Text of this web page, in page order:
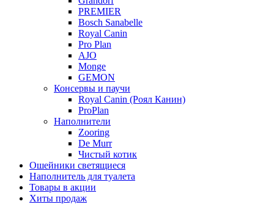
PREMIER
Bosch Sanabelle
Royal Canin
Pro Plan
AJO
Monge
GEMON
Консервы и паучи
Royal Canin (Роял Канин)
ProPlan
Наполнители
Zooring
De Murr
Чистый котик
Ошейники светящиеся
Наполнитель для туалета
Товары в акции
Хиты продаж